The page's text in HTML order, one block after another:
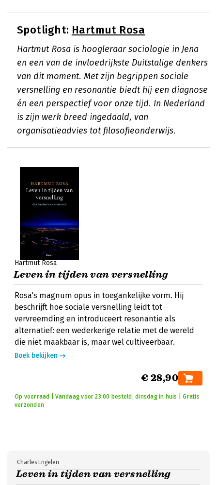
Spotlight: Hartmut Rosa
Hartmut Rosa is hoogleraar sociologie in Jena
en een van de invloedrijkste Duitstalige denkers
van dit moment. Met zijn begrippen sociale
versnelling en resonantie biedt hij een diagnose
én een perspectief voor onze tijd. In Nederland
is zijn werk breed ingedaald, van
organisatieadvies tot filosofieonderwijs.
Hartmut Rosa
Leven in tijden van versnelling
Rosa's magnum opus in toegankelijke vorm. Hij
beschrijft hoe sociale versnelling leidt tot
vervreemding en introduceert resonantie als
alternatief: een wederkerige relatie met de wereld
die niet maakbaar is, maar wel cultiveerbaar.
Boek bekijken
€ 28,90
Op voorraad | Vandaag voor 23:00 besteld, dinsdag in huis | Gratis
verzonden
Leven in tijden van versnelling
Charles Engelen